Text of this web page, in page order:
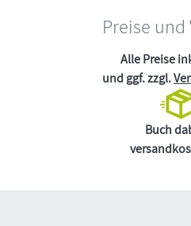
Preise und
Alle Preise
und ggf. zzgl.
Buch